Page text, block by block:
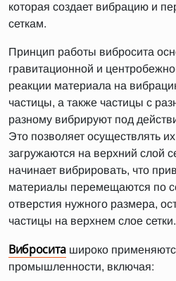
которая создает вибрацию и
сеткам.
Принцип работы вибросита
гравитационной и
реакции материала на
частицы, а также частицы с
разному вибрируют под
Это позволяет осуществлять
загружаются на верхний слой
начинает вибрировать, что
материалы перемещаются по
отверстия нужного размера,
частицы на верхнем слое сетки.
Вибросита широко
промышленности, включая: